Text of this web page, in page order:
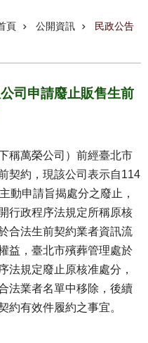
頁 公開資訊 民政公告
司申請廢止販售生前
稱萬榮公司）前經臺北市
契約，現該公司表示自114
動申請旨揭處分之廢止，
行政程序法規定所稱原核
合法生前契約業者資訊流
益，臺北市殯葬管理處於
法規定廢止原核准處分，
法業者名單中移除，後續
約有效件履約之事宜。